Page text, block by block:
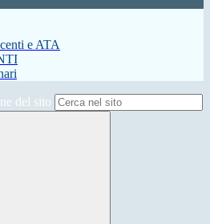
e ATA
del sito